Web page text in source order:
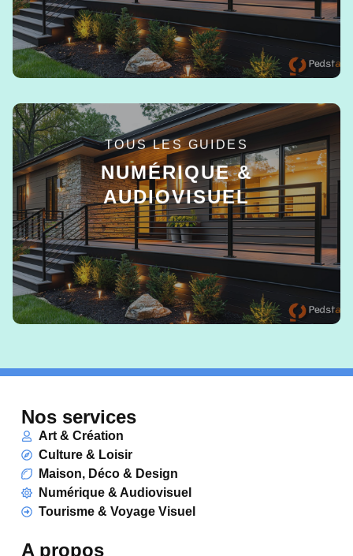
TOUS LES GUIDES
NUMÉRIQUE &
AUDIOVISUEL
EN SAVOIR +
Nos services
Art & Création
Culture & Loisir
Maison, Déco & Design
Numérique & Audiovisuel
Tourisme & Voyage Visuel
A propos